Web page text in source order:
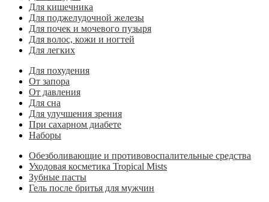
Для кишечника
Для поджелудочной железы
Для почек и мочевого пузыря
Для волос, кожи и ногтей
Для легких
Для похудения
От запора
От давления
Для сна
Для улучшения зрения
При сахарном диабете
Наборы
Обезболивающие и противовоспалительные средства
Уходовая косметика Tropical Mists
Зубные пасты
Гель после бритья для мужчин